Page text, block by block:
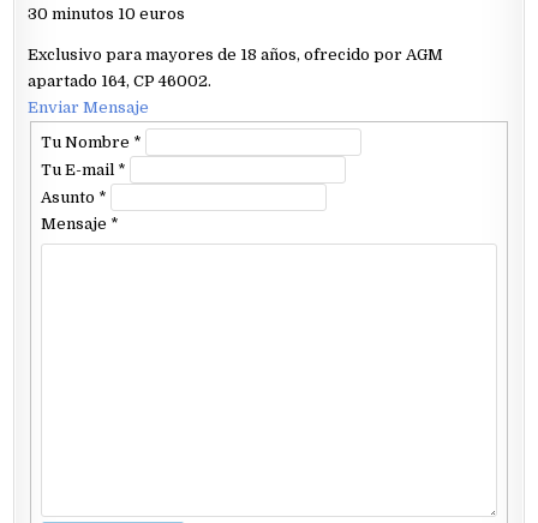
30 minutos 10 euros
Exclusivo para mayores de 18 años, ofrecido por AGM
apartado 164, CP 46002.
Enviar Mensaje
Tu Nombre *
Tu E-mail *
Asunto *
Mensaje *